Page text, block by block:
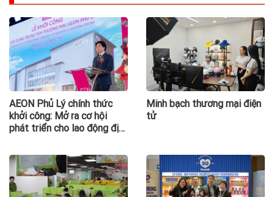
AEON Phủ Lý chính thức
khởi công: Mở ra cơ hội
phát triển cho lao động địa
Minh bạch thương mại điện
tử